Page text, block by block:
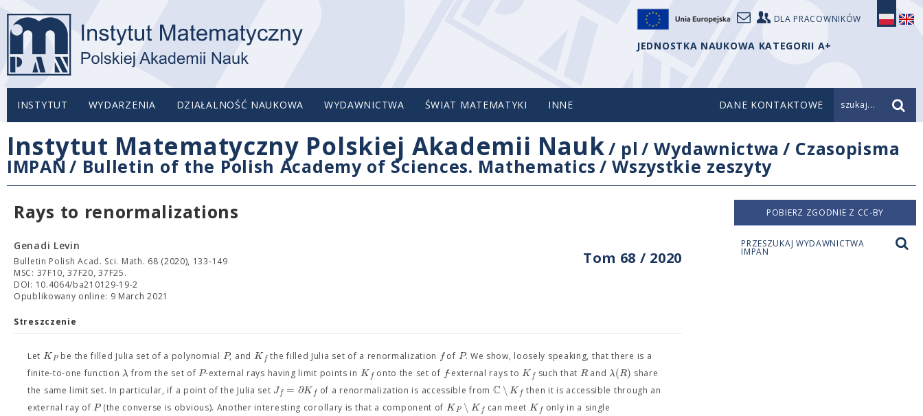
DLA PRACOWNIKÓW
JEDNOSTKA NAUKOWA KATEGORII A+
INSTYTUT WYDARZENIA DZIAŁALNOŚĆ NAUKOWA WYDAWNICTWA ŚWIAT MATEMATYKI INNE DANE KONTAKTOWE szukaj...
Instytut Matematyczny Polskiej Akademii Nauk/ pl /Wydawnictwa / Czasopisma
IMPAN / Bulletin of the Polish Academy of Sciences. Mathematics /Wszystkie zeszyty
Rays to renormalizations
Tom 68 / 2020
Genadi Levin
Bulletin Polish Acad. Sci. Math. 68 (2020), 133-149
MSC: 37F10, 37F20, 37F25.
DOI: 10.4064/ba210129-19-2
Opublikowany online: 9 March 2021
Streszczenie
Let KPbe the filled Julia set of a polynomial P, and K fthe filled Julia set of a renormalization fof P. We show, loosely speaking, that there is a
finite-to-one function λ from the set ofP-external rays having limit points in K fonto the set of f-external rays toK f such that Rand λ(R) share
the same limit set. In particular, if a point of the Julia set J f = ∂K f of a renormalization is accessible from C ∖ K f then it is accessible through an
external ray ofP(the converse is obvious). Another interesting corollary is that a component of KP ∖ K fcan meet K fonly in a single
POBIERZ ZGODNIE Z CC-BY
PRZESZUKAJ WYDAWNICTWA
IMPAN